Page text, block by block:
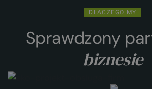
DLACZEGO MY
Sprawdzony
biznesie